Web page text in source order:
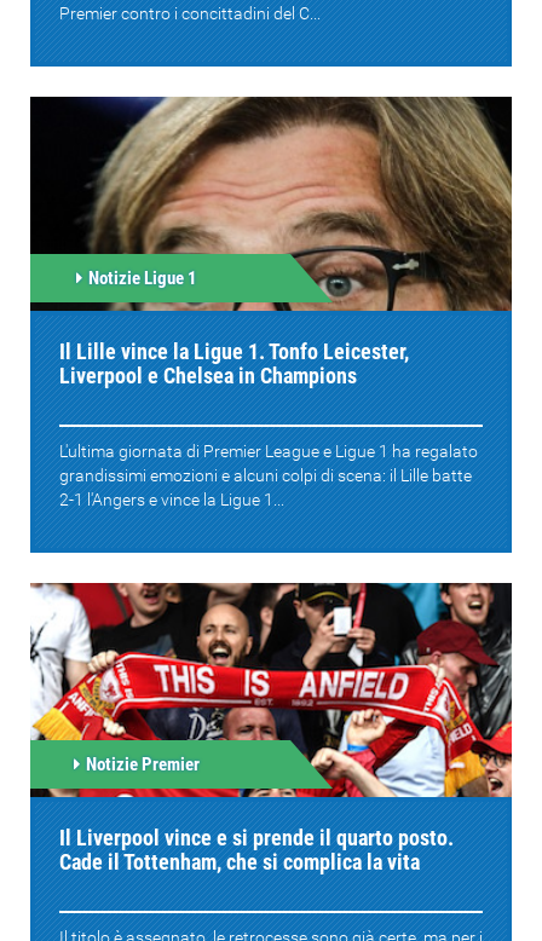
Premier contro i concittadini del C...
Notizie Ligue 1
Il Lille vince la Ligue 1. Tonfo Leicester,
Liverpool e Chelsea in Champions
L'ultima giornata di Premier League e Ligue 1 ha regalato
grandissimi emozioni e alcuni colpi di scena: il Lille batte
2-1 l'Angers e vince la Ligue 1...
Notizie Premier
Il Liverpool vince e si prende il quarto posto.
Cade il Tottenham, che si complica la vita
Il titolo è assegnato, le retrocesse sono già certe, ma per i